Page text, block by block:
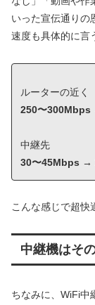
いった宣伝通りの
速度も具体的に言
ルーターの近く
250〜
中継先
30〜45Mbps →
こんな感じで超快
中継機はそ
ちなみに、WiFi中